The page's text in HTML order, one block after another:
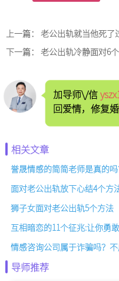
上一篇： 老公出轨就当他死了
下一篇： 老公出轨冷静面对6
加导师\/信
回爱情，修复婚
相关文章
誉晟情感的简简老师是真的
面对老公出轨放下心结4个方
狮子女面对老公出轨5个方法
互相暗恋的11个征兆:让你勇
情感咨询公司属于诈骗吗？
导师推荐